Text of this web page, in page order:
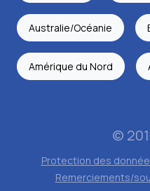
Australie/Océanie
Amérique du Nord
©
Protection des
Remerciements/